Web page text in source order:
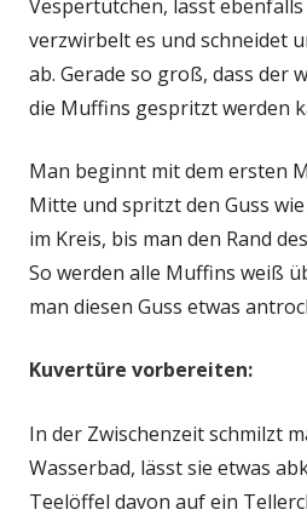
Vespertütchen, lässt
verzwirbelt es und schneidet
ab. Gerade so groß, dass der
die Muffins gespritzt werden
Man beginnt mit dem ersten
Mitte und spritzt den Guss
im Kreis, bis man den Rand
So werden alle Muffins weiß
man diesen Guss etwas
Kuvertüre vorbereiten:
In der Zwischenzeit schmilzt
Wasserbad, lässt sie etwas
Teelöffel davon auf ein